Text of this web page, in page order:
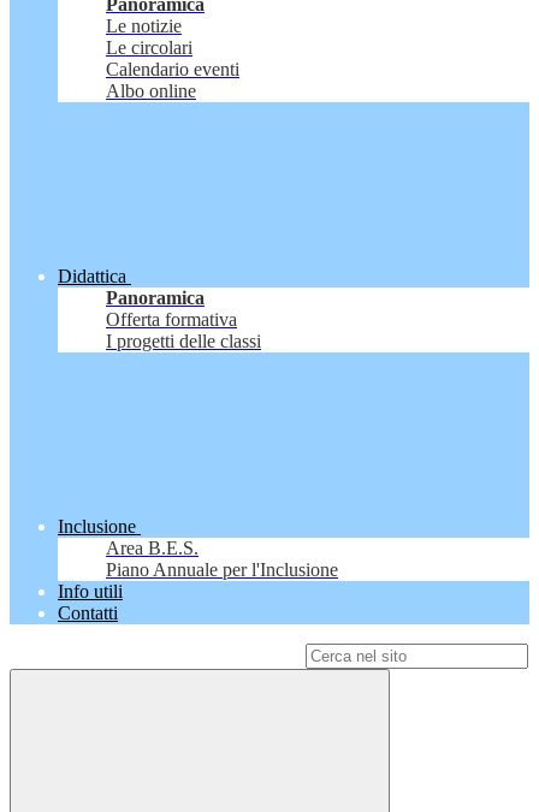
Panoramica
Le notizie
Le circolari
Calendario eventi
Albo online
Didattica
Panoramica
Offerta formativa
I progetti delle classi
Inclusione
Area B.E.S.
Piano Annuale per l'Inclusione
Info utili
Contatti